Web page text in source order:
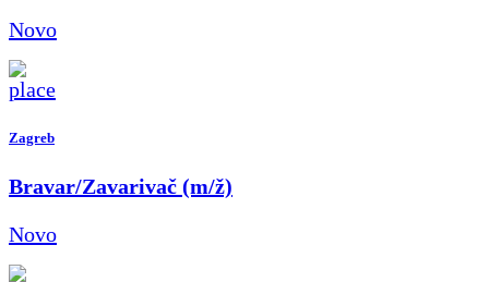
Novo
Zagreb
Bravar/Zavarivač (m/ž)
Novo